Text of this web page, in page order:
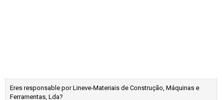
Eres responsable por Lineve-Materiais de Construção, Máquinas e
Ferramentas, Lda?